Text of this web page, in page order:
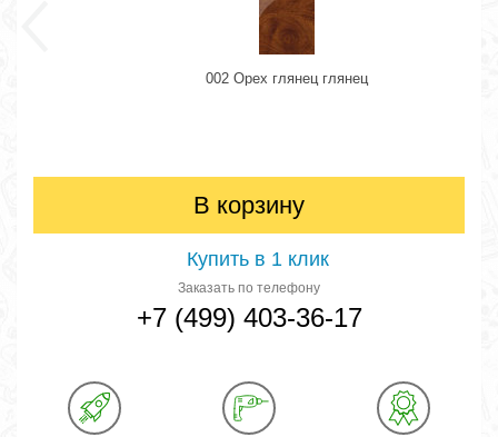
002 Орех глянец глянец
В корзину
Купить в 1 клик
Заказать по телефону
+7 (499) 403-36-17